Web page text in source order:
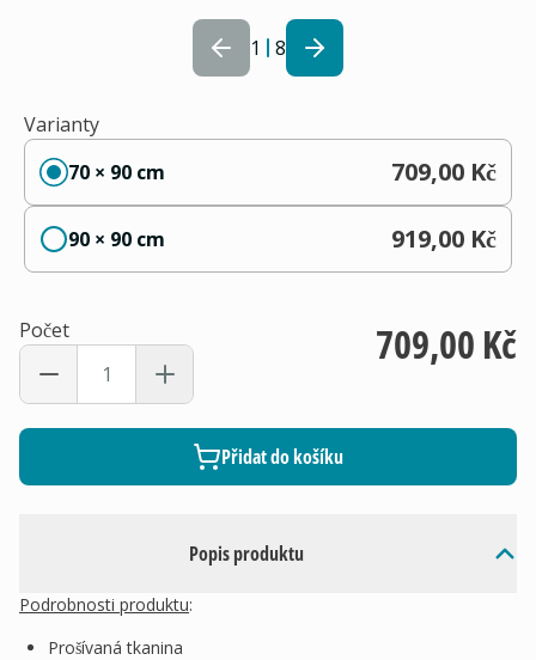
1 8
Popis produktu
Podrobnosti produktu:
Prošívaná tkanina
Varianty
70 × 90 cm
709,00 Kč
90 × 90 cm 919,00 Kč
Počet 709,00 Kč
Přidat do košíku